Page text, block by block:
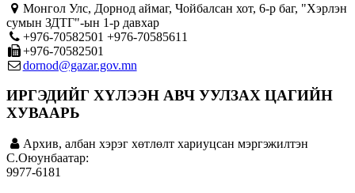
Монгол Улс, Дорнод аймаг, Чойбалсан хот, 6-р баг, "Хэрлэн
сумын ЗДТГ"-ын 1-р давхар
+976-70582501 +976-70585611
+976-70582501
dornod@gazar.gov.mn
ИРГЭДИЙГ ХҮЛЭЭН АВЧ УУЛЗАХ ЦАГИЙН
ХУВААРЬ
Архив, албан хэрэг хөтлөлт хариуцсан мэргэжилтэн
C.Оюунбаатар:
9977-6181